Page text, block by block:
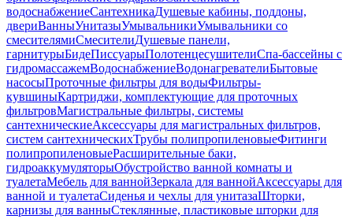
водоснабжениеСантехникаДушевые кабины, поддоны,
двериВанныУнитазыУмывальникиУмывальники со
смесителямиСмесителиДушевые панели,
гарнитурыБидеПиссуарыПолотенцесушителиСпа-бассейны с
гидромассажемВодоснабжениеВодонагревателиБытовые
насосыПроточные фильтры для водыФильтры-
кувшиныКартриджи, комплектующие для проточных
фильтровМагистральные фильтры, системы
сантехническиеАксессуары для магистральных фильтров,
систем сантехническихТрубы полипропиленовыеФитинги
полипропиленовыеРасширительные баки,
гидроаккумуляторыОбустройство ванной комнаты и
туалетаМебель для ваннойЗеркала для ваннойАксессуары для
ванной и туалетаСиденья и чехлы для унитазаШторки,
карнизы для ванныСтеклянные, пластиковые шторки для